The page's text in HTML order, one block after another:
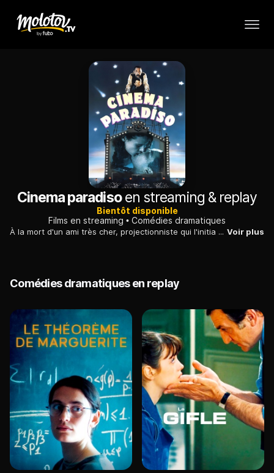
Cinema paradisoen streaming & replay
Bientôt disponible
Films en streaming
Comédies dramatiques
À la mort d'un ami très cher, projectionniste qui l'initia au 7e art, un réalisateur revit ses premières émotions dans une salle de cinéma paroissiale. Voir plus
Comédies dramatiques en replay